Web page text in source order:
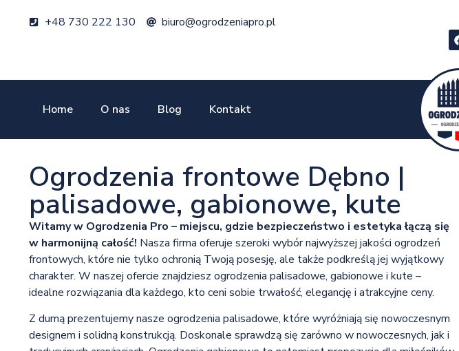
+48 730 222 130 biuro@ogrodzeniapro.pl
Home O nas Blog Kontakt
Ogrodzenia frontowe Dębno |
palisadowe, gabionowe, kute
Witamy w Ogrodzenia Pro – miejscu, gdzie bezpieczeństwo i estetyka łączą się
w harmonijną całość! Nasza firma oferuje szeroki wybór najwyższej jakości ogrodzeń
frontowych, które nie tylko ochronią Twoją posesję, ale także podkreślą jej wyjątkowy
charakter. W naszej ofercie znajdziesz ogrodzenia palisadowe, gabionowe i kute –
idealne rozwiązania dla każdego, kto ceni sobie trwałość, elegancję i atrakcyjne ceny.
Z dumą prezentujemy nasze ogrodzenia palisadowe, które wyróżniają się nowoczesnym
designem i solidną konstrukcją. Doskonale sprawdzą się zarówno w nowoczesnych, jak i